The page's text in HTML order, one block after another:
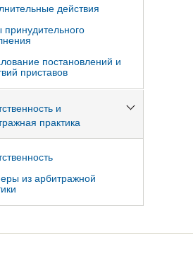
действия
постановлений и
приставов
и
практика
из арбитражной